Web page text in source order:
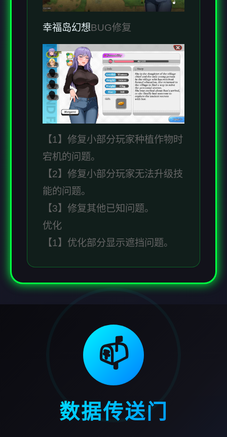
幸福岛幻想BUG修复
【1】修复小部分玩家种植作物时
宕机的问题。
【2】修复小部分玩家无法升级技
能的问题。
【3】修复其他已知问题。
优化
【1】优化部分显示遮挡问题。
📫
数据传送门